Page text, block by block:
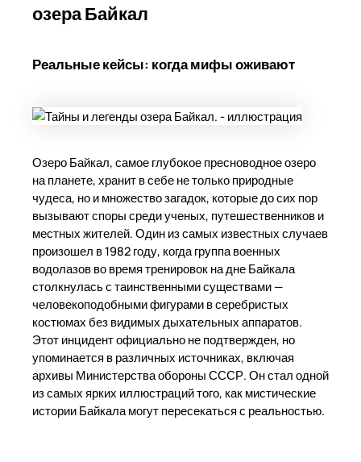
озера Байкал
Реальные кейсы: когда мифы оживают
Озеро Байкал, самое глубокое пресноводное озеро
на планете, хранит в себе не только природные
чудеса, но и множество загадок, которые до сих пор
вызывают споры среди ученых, путешественников и
местных жителей. Один из самых известных случаев
произошел в 1982 году, когда группа военных
водолазов во время тренировок на дне Байкала
столкнулась с таинственными существами —
человекоподобными фигурами в серебристых
костюмах без видимых дыхательных аппаратов.
Этот инцидент официально не подтвержден, но
упоминается в различных источниках, включая
архивы Министерства обороны СССР. Он стал одной
из самых ярких иллюстраций того, как мистические
истории Байкала могут пересекаться с реальностью.